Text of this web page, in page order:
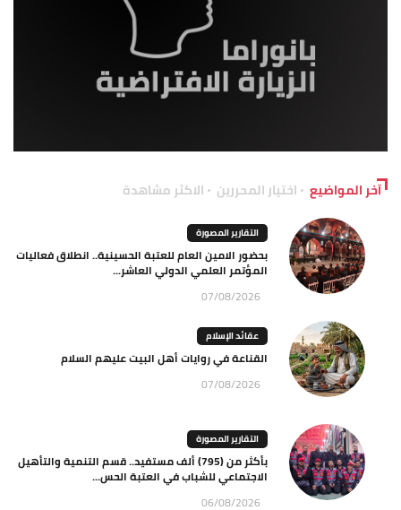
آخر المواضيع اختيار المحررين الاكثر مشاهدة
التقارير المصورة
بحضور الامين العام للعتبة الحسينية.. انطلاق فعاليات
المؤتمر العلمي الدولي العاشر...
07/08/2026
عقائد الإسلام
القناعة في روايات أهل البيت عليهم السلام
07/08/2026
التقارير المصورة
بأكثر من (795) ألف مستفيد.. قسم التنمية والتأهيل
الاجتماعي للشباب في العتبة الحس...
06/08/2026